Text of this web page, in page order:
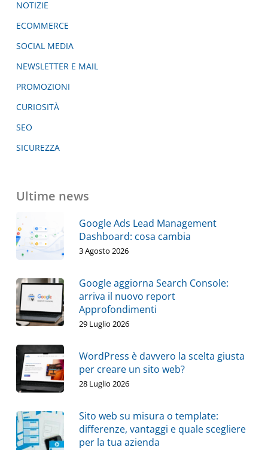
NOTIZIE
ECOMMERCE
SOCIAL MEDIA
NEWSLETTER E MAIL
PROMOZIONI
CURIOSITÀ
SEO
SICUREZZA
Ultime news
Google Ads Lead Management
Dashboard: cosa cambia
3 Agosto 2026
Google aggiorna Search Console:
arriva il nuovo report
Approfondimenti
29 Luglio 2026
WordPress è davvero la scelta giusta
per creare un sito web?
28 Luglio 2026
Sito web su misura o template:
differenze, vantaggi e quale scegliere
per la tua azienda